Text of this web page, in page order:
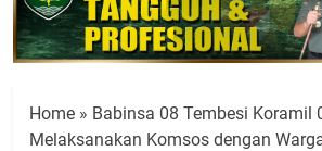
Home » Babinsa 08 Tembesi Koramil
Melaksanakan Komsos dengan